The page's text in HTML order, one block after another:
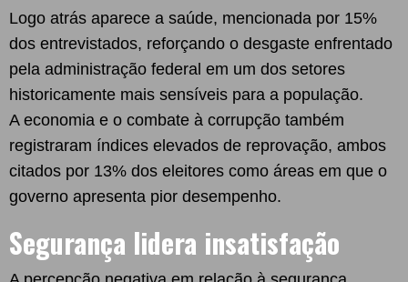
Logo atrás aparece a saúde, mencionada por 15%
dos entrevistados, reforçando o desgaste enfrentado
pela administração federal em um dos setores
historicamente mais sensíveis para a população.
A economia e o combate à corrupção também
registraram índices elevados de reprovação, ambos
citados por 13% dos eleitores como áreas em que o
governo apresenta pior desempenho.
Segurança lidera insatisfação